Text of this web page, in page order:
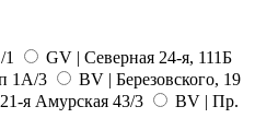
GV | Северная 24-я, 111Б
1А/3
BV | Березовского, 19
я Амурская 43/3
BV | Пр.